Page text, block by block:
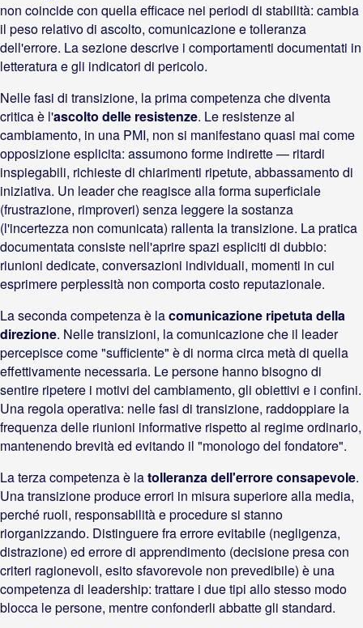
non coincide con quella efficace nei periodi di stabilità: cambia
il peso relativo di ascolto, comunicazione e tolleranza
dell'errore. La sezione descrive i comportamenti documentati in
letteratura e gli indicatori di pericolo.
Nelle fasi di transizione, la prima competenza che diventa
critica è l'ascolto delle resistenze. Le resistenze al
cambiamento, in una PMI, non si manifestano quasi mai come
opposizione esplicita: assumono forme indirette — ritardi
inspiegabili, richieste di chiarimenti ripetute, abbassamento di
iniziativa. Un leader che reagisce alla forma superficiale
(frustrazione, rimproveri) senza leggere la sostanza
(l'incertezza non comunicata) rallenta la transizione. La pratica
documentata consiste nell'aprire spazi espliciti di dubbio:
riunioni dedicate, conversazioni individuali, momenti in cui
esprimere perplessità non comporta costo reputazionale.
La seconda competenza è lacomunicazione ripetuta della
direzione. Nelle transizioni, la comunicazione che il leader
percepisce come "sufficiente" è di norma circa metà di quella
effettivamente necessaria. Le persone hanno bisogno di
sentire ripetere i motivi del cambiamento, gli obiettivi e i confini.
Una regola operativa: nelle fasi di transizione, raddoppiare la
frequenza delle riunioni informative rispetto al regime ordinario,
mantenendo brevità ed evitando il "monologo del fondatore".
La terza competenza è latolleranza dell'errore consapevole.
Una transizione produce errori in misura superiore alla media,
perché ruoli, responsabilità e procedure si stanno
riorganizzando. Distinguere fra errore evitabile (negligenza,
distrazione) ed errore di apprendimento (decisione presa con
criteri ragionevoli, esito sfavorevole non prevedibile) è una
competenza di leadership: trattare i due tipi allo stesso modo
blocca le persone, mentre confonderli abbatte gli standard.